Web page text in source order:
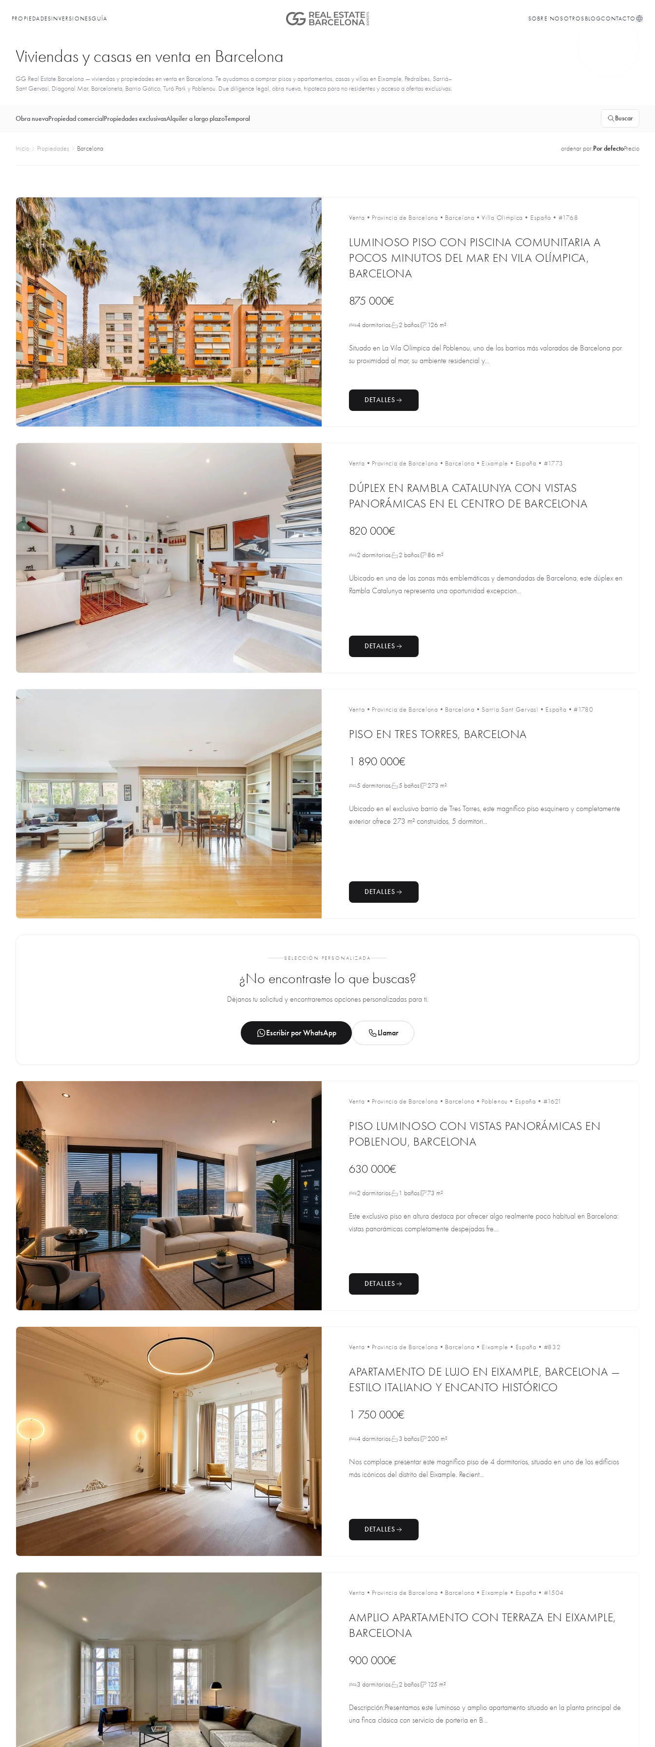
PROPIEDADESINVERSIONESGUÍA SOBRE NOSOTROS BLOGCONTACTO
Viviendas y casas en venta en Barcelona
GG Real Estate Barcelona — viviendas y propiedades en venta en Barcelona. Te ayudamos a comprar pisos y apartamentos, casas y villas en Eixample, Pedralbes, Sarriá–
Sant Gervasí, Diagonal Mar, Barceloneta, Barrio Gótico, Turó Park y Poblenou. Due diligence legal, obra nueva, hipoteca para no residentes y acceso a ofertas exclusivas.
Obra nuevaPropiedad comercial Propiedades exclusivasAlquiler a largo plazoTemporal Buscar
Inicio Propiedades Barcelona ordenar por:Por defectoPrecio
Venta • Provincia de Barcelona • Barcelona •Villa Olimpica • España • #1768
LUMINOSO PISO CON PISCINA COMUNITARIA A
POCOS MINUTOS DEL MAR EN VILA OLÍMPICA,
BARCELONA
875 000€
4 dormitorios 2 baños 126 m²
Situado en La Vila Olímpica del Poblenou, uno de los barrios más valorados de Barcelona por
su proximidad al mar, su ambiente residencial y...
DETALLES
Venta • Provincia de Barcelona • Barcelona • Eixample • España • #1773
DÚPLEX EN RAMBLA CATALUNYA CON VISTAS
PANORÁMICAS EN EL CENTRO DE BARCELONA
820 000€
2 dormitorios 2 baños 86 m²
Ubicado en una de las zonas más emblemáticas y demandadas de Barcelona, este dúplex en
Rambla Catalunya representa una oportunidad excepcion...
DETALLES
Venta • Provincia de Barcelona • Barcelona • Sarria Sant Gervasi • España •#1780
PISO EN TRES TORRES, BARCELONA
1 890 000€
5 dormitorios 5 baños 273 m²
Ubicado en el exclusivo barrio de Tres Torres, este magnífico piso esquinero y completamente
exterior ofrece 273 m² construidos, 5 dormitori...
DETALLES
SELECCIÓN PERSONALIZADA
¿No encontraste lo que buscas?
Déjanos tu solicitud y encontraremos opciones personalizadas para ti.
Escribir por WhatsApp Llamar
Venta • Provincia de Barcelona • Barcelona • Poblenou • España • #1621
PISO LUMINOSO CON VISTAS PANORÁMICAS EN
POBLENOU, BARCELONA
630 000€
2 dormitorios 1 baños 73 m²
Este exclusivo piso en altura destaca por ofrecer algo realmente poco habitual en Barcelona:
vistas panorámicas completamente despejadas fre...
DETALLES
Venta • Provincia de Barcelona • Barcelona • Eixample • España • #832
APARTAMENTO DE LUJO EN EIXAMPLE, BARCELONA —
ESTILO ITALIANO Y ENCANTO HISTÓRICO
1 750 000€
4 dormitorios 3 baños 200 m²
Nos complace presentar este magnífico piso de 4 dormitorios, situado en uno de los edificios
más icónicos del distrito del Eixample. Recient...
DETALLES
Venta • Provincia de Barcelona • Barcelona • Eixample • España • #1504
AMPLIO APARTAMENTO CON TERRAZA EN EIXAMPLE,
BARCELONA
900 000€
3 dormitorios 2 baños 125 m²
Descripción:Presentamos este luminoso y amplio apartamento situado en la planta principal de
una finca clásica con servicio de portería en B...